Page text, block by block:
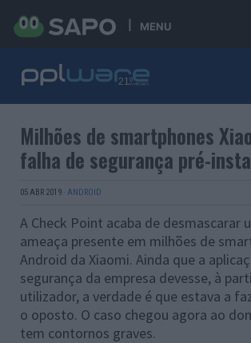
MENU
Milhões de smartphones
falha de segurança pré-
05 ABR 2019 · ANDROID
A Check Point acaba de desmascarar
ameaça presente em milhões de
Android da Xiaomi. Ainda que a
segurança da empresa devesse, à
utilizador, a verdade é que estava a
o oposto. O caso chegou agora ao
tem contornos graves.